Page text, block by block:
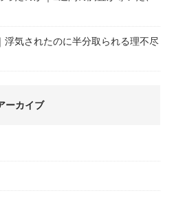
気されたのに半分取られる理不尽
ーカイブ